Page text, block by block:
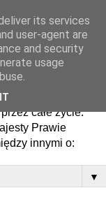
- zostałem na
całe życie.
Prawie
innymi o:
▼
its services
user-agent are
and security
usage